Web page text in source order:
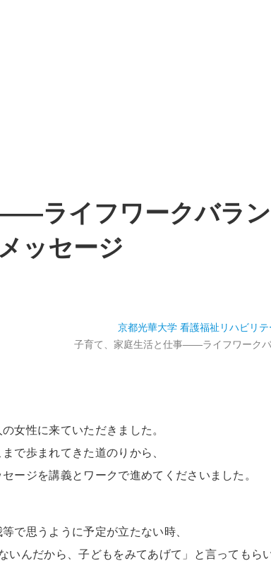
ライフワークバラ
ッセージ
京都光華大学 看護福祉リハビリ
子育て、家庭生活と仕事――ライフワーク
女性に来ていただきました。
で歩まれてきた道のりから、
ージを講義とワークで進めてくださいました。
で思うように予定が立たない時、
んだから、子どもをみてあげて」と言ってもらい